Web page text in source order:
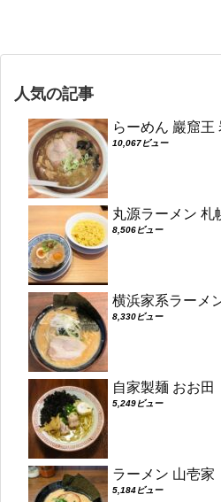
人気の記事
らーめん 巖窟王
10,067ビュー
丸源ラーメン 札
8,506ビュー
横浜家系ラーメ
8,330ビュー
自家製麺 おお田
5,249ビュー
ラーメン 山壱家
5,184ビュー